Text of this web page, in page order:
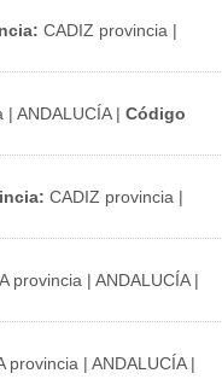
CADIZ provincia |
| ANDALUCÍA | Código
CADIZ provincia |
provincia | ANDALUCÍA |
provincia | ANDALUCÍA |